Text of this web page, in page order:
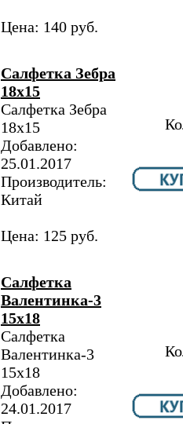
Цена: 140 руб.
Салфетка Зебра
18х15
Салфетка Зебра
18х15
Добавлено:
25.01.2017
Производитель:
Китай
Цена: 125 руб.
Салфетка
Валентинка-3
15х18
Салфетка
Валентинка-3
15х18
Добавлено:
24.01.2017